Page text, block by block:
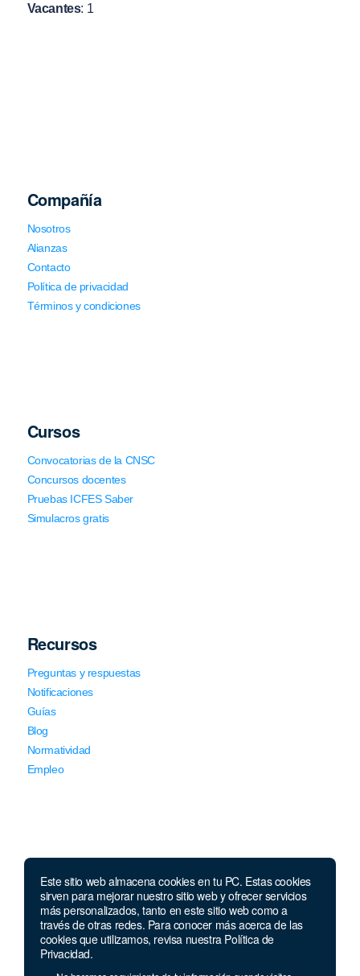
Este sitio web almacena cookies en tu PC. Estas cookies
sirven para mejorar nuestro sitio web y ofrecer servicios
más personalizados, tanto en este sitio web como a
través de otras redes. Para conocer más acerca de las
cookies que utilizamos, revisa nuestra Política de
Privacidad.
Vacantes: 1
Compañía
Nosotros
Alianzas
Contacto
Política de privacidad
Términos y condiciones
Cursos
Convocatorias de la CNSC
Concursos docentes
Pruebas ICFES Saber
Simulacros gratis
Recursos
Preguntas y respuestas
Notificaciones
Guías
Blog
Normatividad
Empleo
Llámanos
Lunes a jueves de 7 a.m.
a 5:00 p.m. Viernes de
7 a.m. a 4 p.m. Sábados de 8 a.m. a 2 p.m.